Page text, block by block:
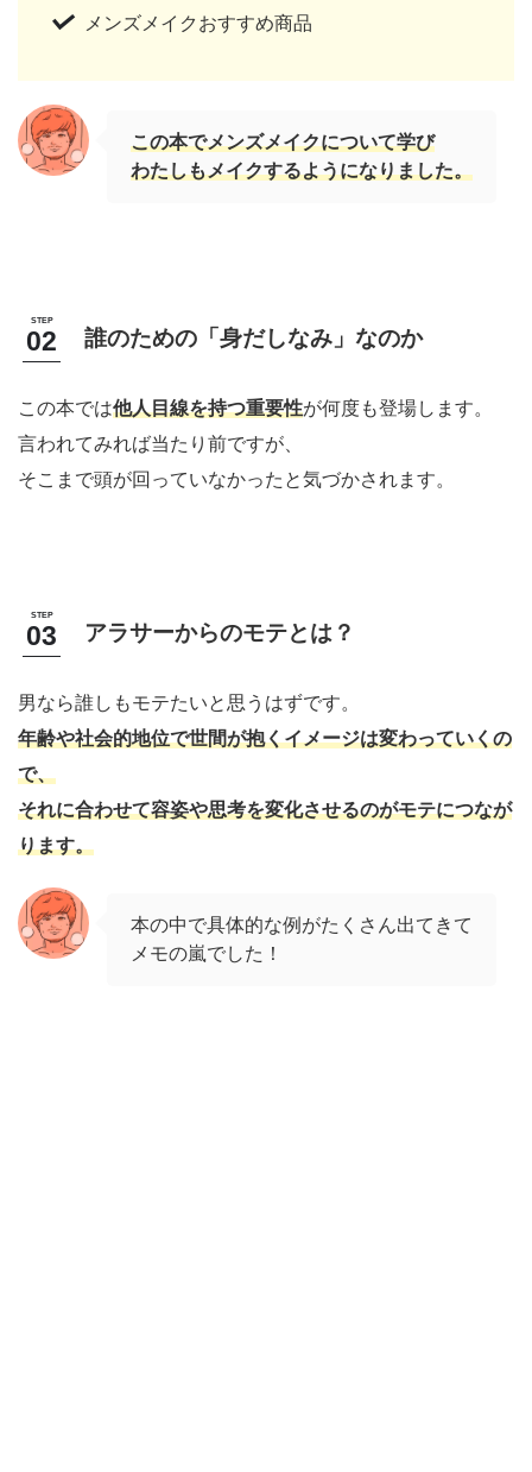
メンズメイクおすすめ商品
この本でメンズメイクについて学び
わたしもメイクするようになりました。
誰のための「身だしなみ」なのか
この本では他人目線を持つ重要性が何度も登場します。
言われてみれば当たり前ですが、
そこまで頭が回っていなかったと気づかされます。
アラサーからのモテとは？
男なら誰しもモテたいと思うはずです。
年齢や社会的地位で世間が抱くイメージは変わっていくの
で、
それに合わせて容姿や思考を変化させるのがモテにつなが
ります。
本の中で具体的な例がたくさん出てきて
メモの嵐でした！